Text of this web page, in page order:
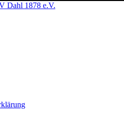
Dahl 1878 e.V.